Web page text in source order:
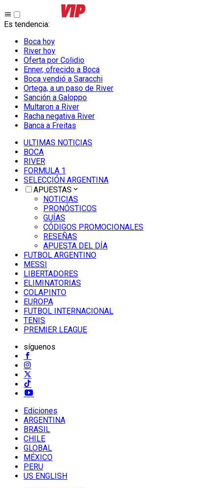
Es tendencia:
Boca hoy
River hoy
Oferta por Colidio
Enner, ofrecido a Boca
Boca vendió a Saracchi
Ortega, a un paso de River
Sanción a Galoppo
Multaron a River
Racha negativa River
Banca a Freitas
ULTIMAS NOTICIAS
BOCA
RIVER
FORMULA 1
SELECCIÓN ARGENTINA
APUESTAS
NOTICIAS
PRONÓSTICOS
GUÍAS
CÓDIGOS PROMOCIONALES
RESEÑAS
APUESTA DEL DÍA
FUTBOL ARGENTINO
MESSI
LIBERTADORES
ELIMINATORIAS
COLAPINTO
EUROPA
FUTBOL INTERNACIONAL
TENIS
PREMIER LEAGUE
síguenos
Ediciones
ARGENTINA
BRASIL
CHILE
GLOBAL
MÉXICO
PERU
US ENGLISH